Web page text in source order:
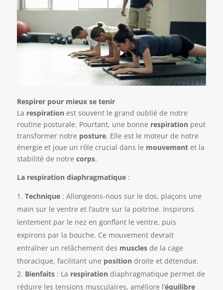
Respirer pour mieux se tenir
La respiration est souvent le grand oublié de notre
routine posturale. Pourtant, une bonne respiration peut
transformer notre posture. Elle est le moteur de notre
énergie et joue un rôle crucial dans le mouvementet la
stabilité de notre corps.
La respiration diaphragmatique:
Technique: Allongeons-nous sur le dos, plaçons une
main sur le ventre et l’autre sur la poitrine. Inspirons
lentement par le nez en gonflant le ventre, puis
expirons par la bouche. Ce mouvement devrait
entraîner un relâchement des musclesde la cage
thoracique, facilitant une position droite et détendue.
Bienfaits: La respiration diaphragmatique permet de
réduire les tensions musculaires, améliore l’équilibre